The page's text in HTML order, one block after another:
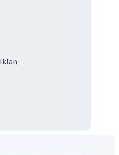
Iklan